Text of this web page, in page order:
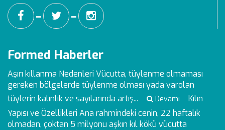
━ ━
Formed Haberler
Aşırı kıllanma Nedenleri Vücutta, tüylenme olmaması
gereken bölgelerde tüylenme olması yada varolan
tüylerin kalınlık ve sayılarında artış...
Devamı
Kılın
Yapısı ve Özellikleri Ana rahmindeki cenin, 22 haftalık
olmadan, çoktan 5 milyonu aşkın kıl kökü vücutta